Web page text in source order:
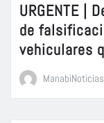
URGENTE |
de
vehiculares
ManabiNoticias